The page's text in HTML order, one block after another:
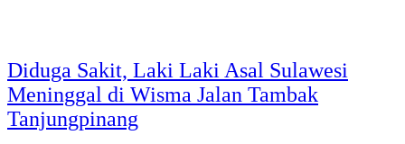
Diduga Sakit, Laki Laki Asal Sulawesi
Meninggal di Wisma Jalan Tambak
Tanjungpinang